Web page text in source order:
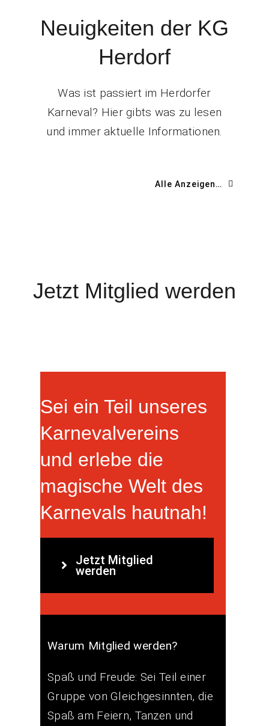
Neuigkeiten der KG
Herdorf
Was ist passiert im Herdorfer
Karneval? Hier gibts was zu lesen
und immer aktuelle Informationen.
Alle Anzeigen…
Jetzt Mitglied werden
Sei ein Teil unseres
Karnevalvereins
und erlebe die
magische Welt des
Karnevals hautnah!
Jetzt Mitglied
werden
Warum Mitglied werden?
Spaß und Freude: Sei Teil einer
Gruppe von Gleichgesinnten, die
Spaß am Feiern, Tanzen und